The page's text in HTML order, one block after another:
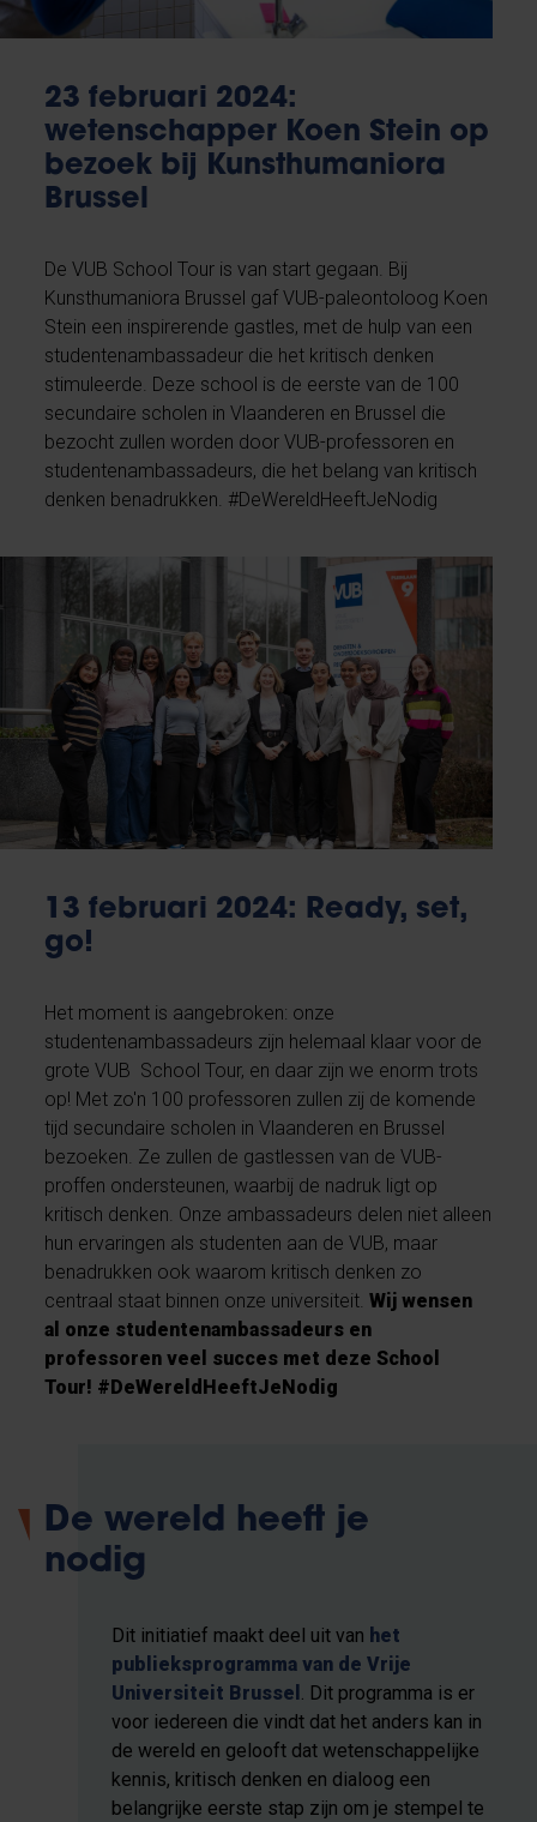
23 februari 2024:
wetenschapper Koen Stein op
bezoek bij Kunsthumaniora
Brussel
De VUB School Tour is van start gegaan. Bij
Kunsthumaniora Brussel gaf VUB-paleontoloog Koen
Stein een inspirerende gastles, met de hulp van een
studentenambassadeur die het kritisch denken
stimuleerde. Deze school is de eerste van de 100
secundaire scholen in Vlaanderen en Brussel die
bezocht zullen worden door VUB-professoren en
studentenambassadeurs, die het belang van kritisch
denken benadrukken. #DeWereldHeeftJeNodig
13 februari 2024: Ready, set,
go!
Het moment is aangebroken: onze
studentenambassadeurs zijn helemaal klaar voor de
grote VUB School Tour, en daar zijn we enorm trots
op! Met zo'n 100 professoren zullen zij de komende
tijd secundaire scholen in Vlaanderen en Brussel
bezoeken. Ze zullen de gastlessen van de VUB-
proffen ondersteunen, waarbij de nadruk ligt op
kritisch denken. Onze ambassadeurs delen niet alleen
hun ervaringen als studenten aan de VUB, maar
benadrukken ook waarom kritisch denken zo
centraal staat binnen onze universiteit.Wij wensen
al onze studentenambassadeurs en
professoren veel succes met deze School
Tour! #DeWereldHeeftJeNodig
De wereld heeft je
nodig
Dit initiatief maakt deel uit van het
publieksprogramma van de Vrije
Universiteit Brussel . Dit programma is er
voor iedereen die vindt dat het anders kan in
de wereld en gelooft dat wetenschappelijke
kennis, kritisch denken en dialoog een
belangrijke eerste stap zijn om je stempel te